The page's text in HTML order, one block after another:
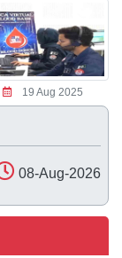
19 Aug 2025
08-Aug-2026